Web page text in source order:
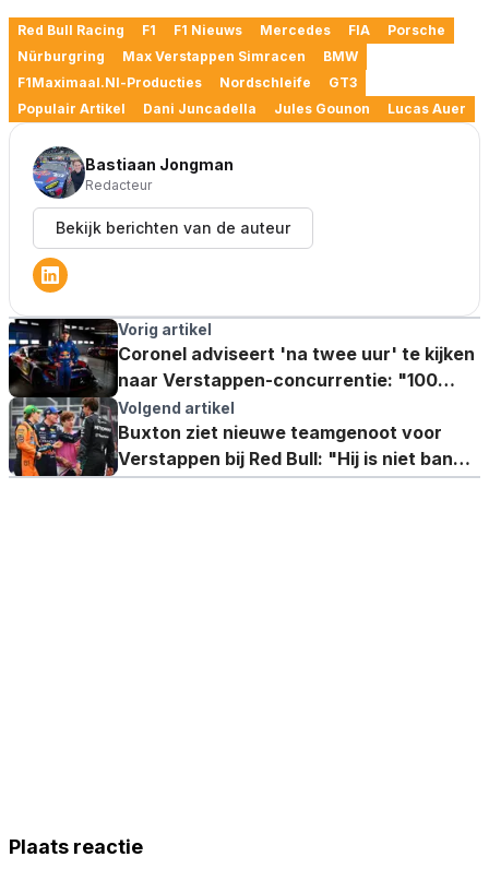
Red Bull Racing F1 F1 Nieuws Mercedes FIA
Porsche
Nürburgring
Max Verstappen Simracen
BMW
F1Maximaal.nl-Producties
Nordschleife
GT3
Populair Artikel
Dani Juncadella Jules Gounon Lucas Auer
Bastiaan Jongman
Redacteur
Bekijk berichten van de auteur
Vorig artikel
Coronel adviseert 'na twee uur' te kijken
naar Verstappen-concurrentie: "100
procent een podium"
Volgend artikel
Buxton ziet nieuwe teamgenoot voor
Verstappen bij Red Bull: "Hij is niet bang
voor Max"
Plaats reactie